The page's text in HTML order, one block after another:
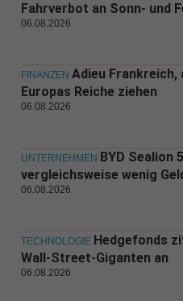
Fahrverbot an Sonn- und
06.08.2026
FINANZEN Adieu Frankreich,
Europas Reiche ziehen
06.08.2026
UNTERNEHMEN BYD Sealion
vergleichsweise wenig
06.08.2026
TECHNOLOGIE Hedgefonds
Wall-Street-Giganten an
06.08.2026